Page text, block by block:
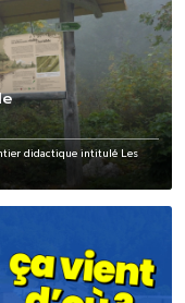
didactique intitulé Les